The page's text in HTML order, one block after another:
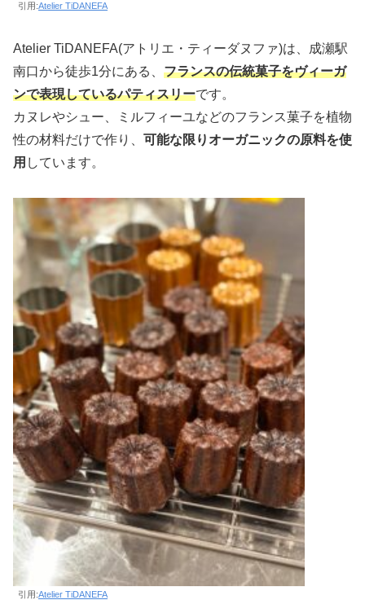
引用:Atelier TiDANEFA
Atelier TiDANEFA(アトリエ・ティーダヌファ)は、成瀬駅
南口から徒歩1分にある、 フランスの伝統菓子をヴィーガ
ンで表現しているパティスリーです。
カヌレやシュー、ミルフィーユなどのフランス菓子を植物
性の材料だけで作り、 可能な限りオーガニックの原料を使
用 しています。
引用:Atelier TiDANEFA